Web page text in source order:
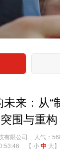
来：从“
突围与重构
有限公司 人气：
【 小 中 大】